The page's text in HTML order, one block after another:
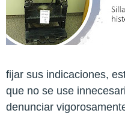
fijar sus indicaciones,
que no se use
denunciar